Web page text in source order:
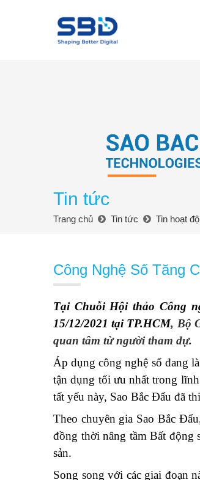
Tin tức
Trang chủ Tin tức Tin hoạt
Công Nghệ Số Tăng
Tại Chuỗi Hội thảo Công
15/12/2021 tại TP.HCM, Bộ
quan tâm từ người tham dự.
Áp dụng công nghệ số đang
tận dụng tối ưu nhất trong
tất yếu này, Sao Bắc Đẩu đã
Theo chuyên gia Sao Bắc
đồng thời nâng tầm Bất động
sản.
Song song với các giai đoạn